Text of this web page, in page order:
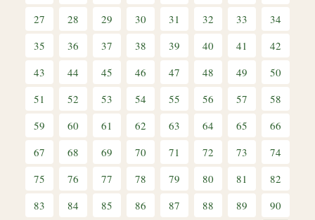
27
28 29 30 31 32 33
34
35
36 37 38 39 40 41
42
43
44 45 46 47 48 49
50
51
52 53 54 55 56 57
58
59
60 61 62 63 64 65
66
67
68 69 70 71 72 73
74
75
76 77 78 79 80 81
82
83
84 85 86 87 88 89
90